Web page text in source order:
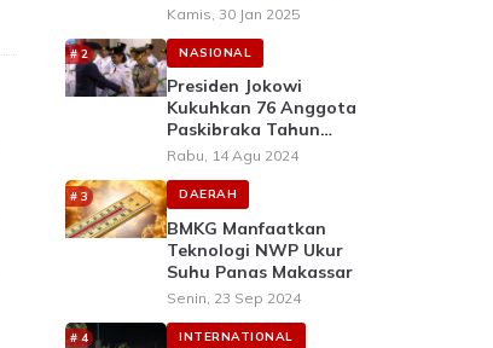
Prof Mustari: Siap
UUD 1945
Kamis, 30 Jan 2025
NASIONAL
Presiden Jokowi
Kukuhkan 76 Anggota
Paskibraka Tahun
2024 Di Istana
Rabu, 14 Agu 2024
DAERAH
BMKG Manfaatkan
Teknologi NWP Ukur
Suhu Panas Makassar
Senin, 23 Sep 2024
INTERNATIONAL